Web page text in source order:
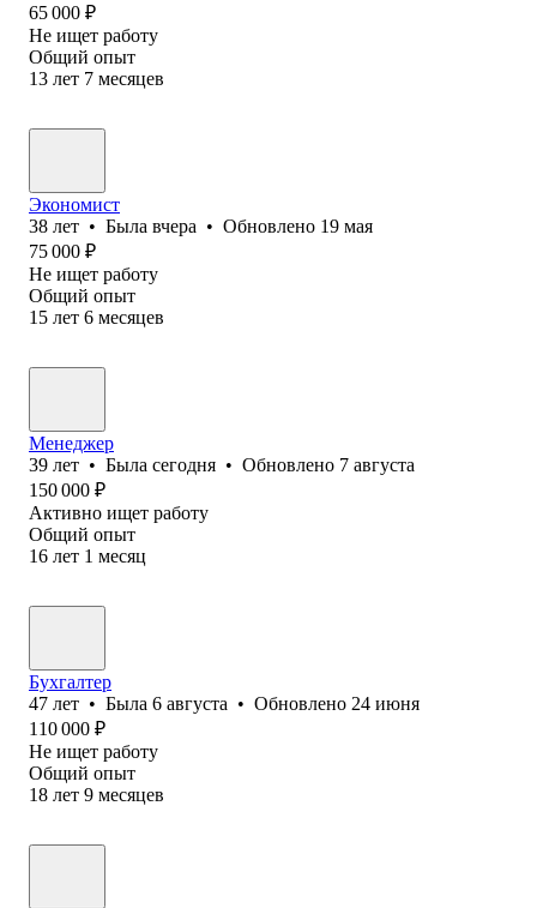
65 000 ₽
Не ищет работу
Общий опыт
13 лет 7 месяцев
Экономист
38 лет • Была вчера • Обновлено 19 мая
75 000 ₽
Не ищет работу
Общий опыт
15 лет 6 месяцев
Менеджер
39 лет • Была сегодня • Обновлено 7 августа
150 000 ₽
Активно ищет работу
Общий опыт
16 лет 1 месяц
Бухгалтер
47 лет • Была 6 августа • Обновлено 24 июня
110 000 ₽
Не ищет работу
Общий опыт
18 лет 9 месяцев